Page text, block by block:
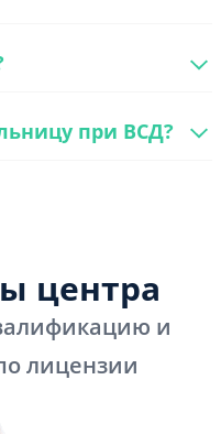
при ВСД?
центра
и
лицензии